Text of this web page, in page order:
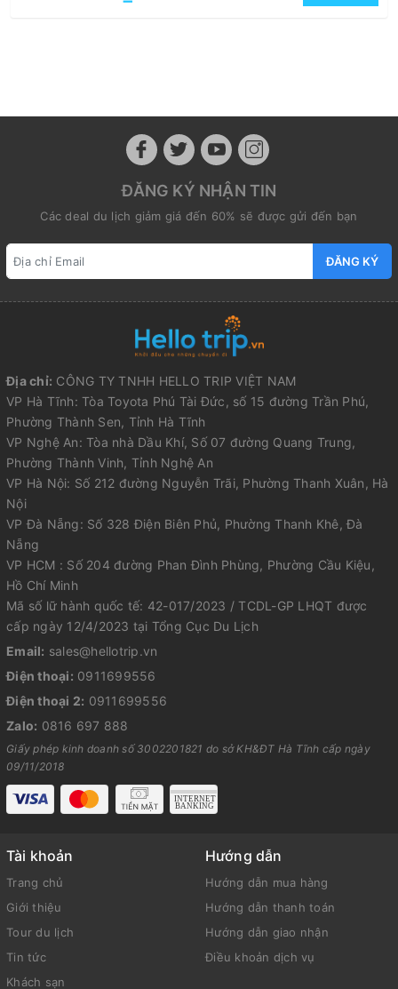
ĐĂNG KÝ NHẬN TIN
Các deal du lịch giảm giá đến 60% sẽ được gửi đến bạn
ĐĂNG KÝ
Địa chỉ: CÔNG TY TNHH HELLO TRIP VIỆT NAM
VP Hà Tĩnh: Tòa Toyota Phú Tài Đức, số 15 đường Trần Phú,
Phường Thành Sen, Tỉnh Hà Tĩnh
VP Nghệ An: Tòa nhà Dầu Khí, Số 07 đường Quang Trung,
Phường Thành Vinh, Tỉnh Nghệ An
VP Hà Nội: Số 212 đường Nguyễn Trãi, Phường Thanh Xuân, Hà
Nội
VP Đà Nẵng: Số 328 Điện Biên Phủ, Phường Thanh Khê, Đà
Nẵng
VP HCM : Số 204 đường Phan Đình Phùng, Phường Cầu Kiệu,
Hồ Chí Minh
Mã số lữ hành quốc tế: 42-017/2023 / TCDL-GP LHQT được
cấp ngày 12/4/2023 tại Tổng Cục Du Lịch
Email: sales@hellotrip.vn
Điện thoại: 0911699556
Điện thoại 2: 0911699556
Zalo: 0816 697 888
Giấy phép kinh doanh số 3002201821 do sở KH&ĐT Hà Tĩnh cấp ngày
09/11/2018
Tài khoản
Trang chủ
Giới thiệu
Tour du lịch
Tin tức
Khách sạn
Hướng dẫn
Hướng dẫn mua hàng
Hướng dẫn thanh toán
Hướng dẫn giao nhận
Điều khoản dịch vụ